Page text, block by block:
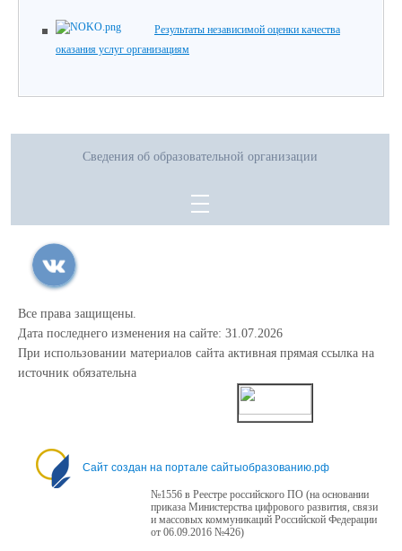
Результаты независимой оценки качества
оказания услуг организациям
Сведения об образовательной организации
Все права защищены.
Дата последнего изменения на сайте: 31.07.2026
При использовании материалов сайта активная прямая ссылка на
источник обязательна
Сайт создан на портале сайтыобразованию.рф
№1556 в Реестре российского ПО (на основании
приказа Министерства цифрового развития, связи
и массовых коммуникаций Российской Федерации
от 06.09.2016 №426)